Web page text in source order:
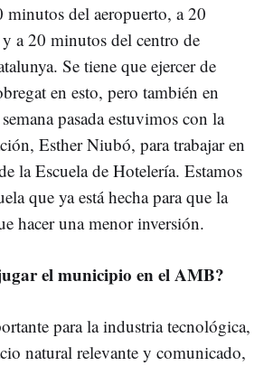
minutos del aeropuerto, a 20
a 20 minutos del centro de
Se tiene que ejercer de
en esto, pero también en
pasada estuvimos con la
Esther Niubó, para trabajar en
la Escuela de Hotelería. Estamos
que ya está hecha para que la
hacer una menor inversión.
el municipio en el AMB?
para la industria tecnológica,
natural relevante y comunicado,